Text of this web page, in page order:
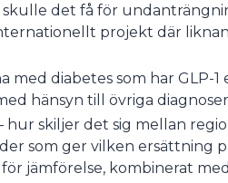
det få för
projekt där
diabetes som har GLP-1
hänsyn till övriga
skiljer det sig mellan
som ger vilken ersättning
jämförelse, kombinerat